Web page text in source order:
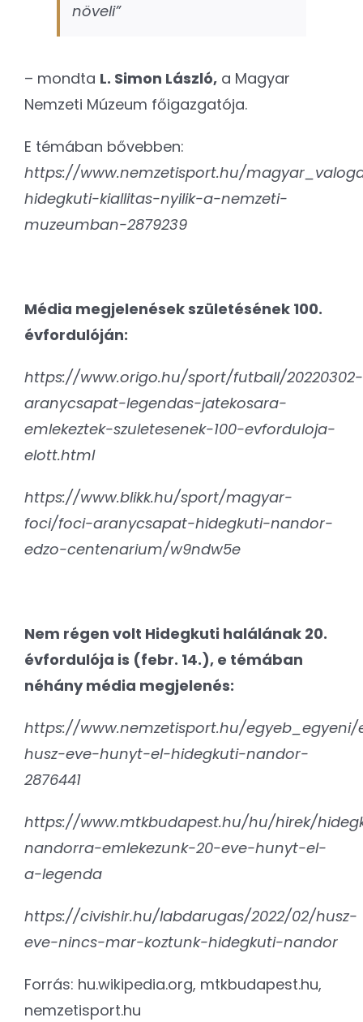
növeli”
– mondta L. Simon László, a Magyar
Nemzeti Múzeum főigazgatója.
E témában bővebben:
https://www.nemzetisport.hu/
hidegkuti-kiallitas-nyilik-a-nemzeti-
muzeumban-2879239
Média megjelenések születésének 100.
évfordulóján:
https://www.origo.hu/sport/futball/20220302-
aranycsapat-legendas-jatekosara-
emlekeztek-szuletesenek-100-evforduloja-
elott.html
https://www.blikk.hu/sport/magyar-
foci/foci-aranycsapat-hidegkuti-nandor-
edzo-centenarium/w9ndw5e
Nem régen volt Hidegkuti halálának 20.
évfordulója is (febr. 14.), e témában
néhány média megjelenés:
https://www.nemzetisport.hu/egyeb_egyeni/
husz-eve-hunyt-el-hidegkuti-nandor-
2876441
https://www.mtkbudapest.hu/hu/hirek/
nandorra-emlekezunk-20-eve-hunyt-el-
a-legenda
https://civishir.hu/labdarugas/2022/02/husz-
eve-nincs-mar-koztunk-hidegkuti-nandor
Forrás: hu.wikipedia.org, mtkbudapest.hu,
nemzetisport.hu